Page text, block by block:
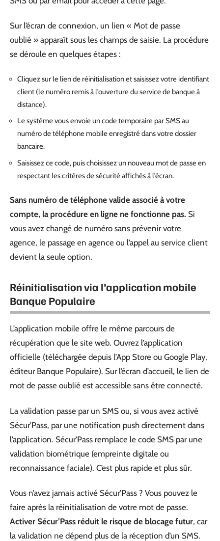
Sur l’écran de connexion, un lien « Mot de passe
oublié » apparaît sous les champs de saisie. La procédure
se déroule en quelques étapes :
Cliquez sur le lien de réinitialisation et saisissez votre identifiant
client (le numéro remis à l’ouverture du service de banque à
distance).
Le système vous envoie un code temporaire par SMS au
numéro de téléphone mobile enregistré dans votre dossier
bancaire.
Saisissez ce code, puis choisissez un nouveau mot de passe en
respectant les critères de sécurité affichés à l’écran.
Sans numéro de téléphone valide associé à votre
compte, la procédure en ligne ne fonctionne pas. Si
vous avez changé de numéro sans prévenir votre
agence, le passage en agence ou l’appel au service client
devient la seule option.
Réinitialisation via l’application mobile
Banque Populaire
L’application mobile offre le même parcours de
récupération que le site web. Ouvrez l’application
officielle (téléchargée depuis l’App Store ou Google Play,
éditeur Banque Populaire). Sur l’écran d’accueil, le lien de
mot de passe oublié est accessible sans être connecté.
La validation passe par un SMS ou, si vous avez activé
Sécur’Pass, par une notification push directement dans
l’application. Sécur’Pass remplace le code SMS par une
validation biométrique (empreinte digitale ou
reconnaissance faciale). C’est plus rapide et plus sûr.
Vous n’avez jamais activé Sécur’Pass ? Vous pouvez le
faire après la réinitialisation de votre mot de passe.
Activer Sécur’Pass réduit le risque de blocage futur, car
la validation ne dépend plus de la réception d’un SMS.